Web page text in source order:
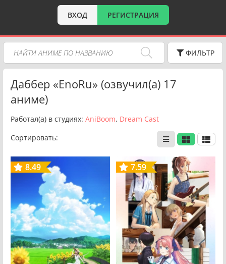
ВХОД РЕГИСТРАЦИЯ
ФИЛЬТР
Даббер «EnoRu» (озвучил(a) 17
аниме)
Работал(a) в студиях: AniBoom, Dream Cast
Сортировать:
8.49 7.59